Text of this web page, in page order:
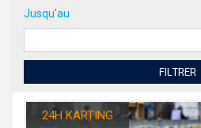
Jusqu'au
FILTRER
24H KARTING